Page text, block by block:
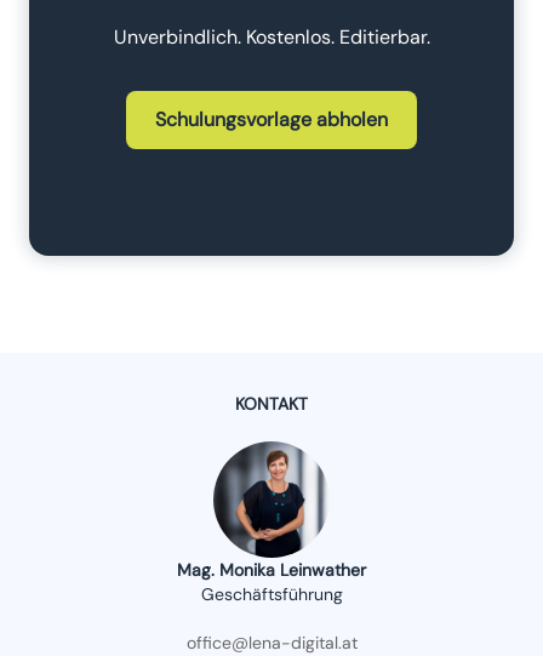
Unverbindlich. Kostenlos. Editierbar.
Schulungsvorlage abholen
KONTAKT
Mag. Monika Leinwather
Geschäftsführung
office@lena-digital.at